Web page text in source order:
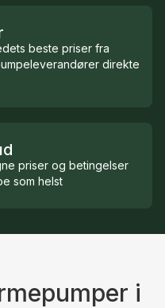
beste priser fra
direkte
priser og betingelser
som helst
i